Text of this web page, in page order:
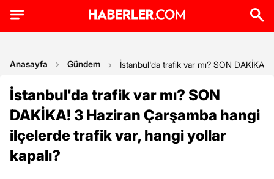
Anasayfa Gündem İstanbul'da trafik var mı? SON DAKİKA!
İstanbul'da trafik var mı? SON
DAKİKA! 3 Haziran Çarşamba hangi
ilçelerde trafik var, hangi yollar
kapalı?